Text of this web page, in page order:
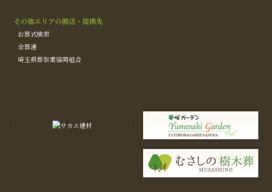
その他エリアの搬送・提携先
お葬式検索
全葬連
埼玉県葬祭業協同組合